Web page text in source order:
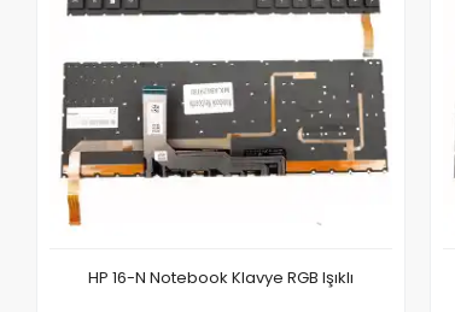
HP 16-N Notebook Klavye RGB Işıklı